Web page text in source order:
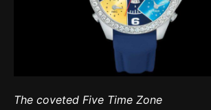
The coveted Five Time Zone